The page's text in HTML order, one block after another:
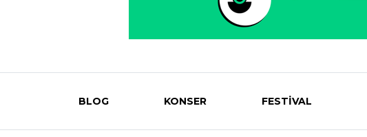
Eventmag
BLOG KONSER FESTİVAL